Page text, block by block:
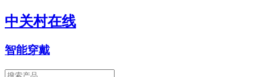
中关村在线
智能穿戴